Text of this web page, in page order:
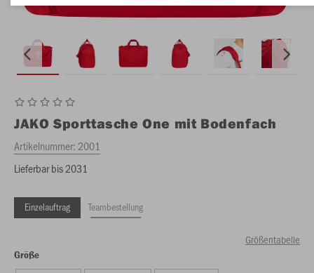
JAKO Sporttasche One mit Bodenfach
Artikelnummer: 2001
Lieferbar bis 2031
Einzelauftrag Teambestellung
Größentabelle
Größe